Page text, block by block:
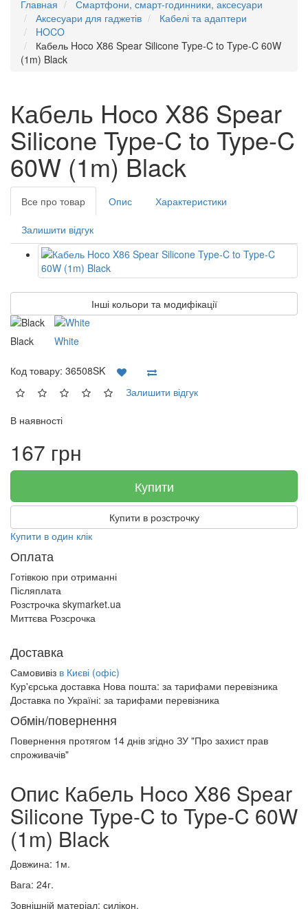
Главная
Смартфони, смарт-годинники, аксесуари
Аксесуари для гаджетів
Кабелі та адаптери
HOCO
Кабель Hoco X86 Spear Silicone Type-C to Type-C 60W
(1m) Black
Кабель Hoco X86 Spear
Silicone Type-C to Type-C
60W (1m) Black
Все про товар Опис Характеристики
Залишити відгук
Інші кольори та модифікації
Black White
Код товару: 36508SK
Залишити відгук
В наявності
167 грн
Купити
Купити в розстрочку
Купити в один клік
Оплата
Готівкою при отриманні
Післяплата
Розстрочка skymarket.ua
Миттєва Розсрочка
Доставка
Самовивіз в Києві (офіс)
Кур'єрська доставка Нова пошта: за тарифами перевізника
Доставка по Україні: за тарифами перевізника
Обмін/повернення
Повернення протягом 14 днів згідно ЗУ "Про захист прав
спроживачів"
Опис Кабель Hoco X86 Spear
Silicone Type-C to Type-C 60W
(1m) Black
Довжина: 1м.
Вага: 24г.
Зовнішній матеріал: силікон.